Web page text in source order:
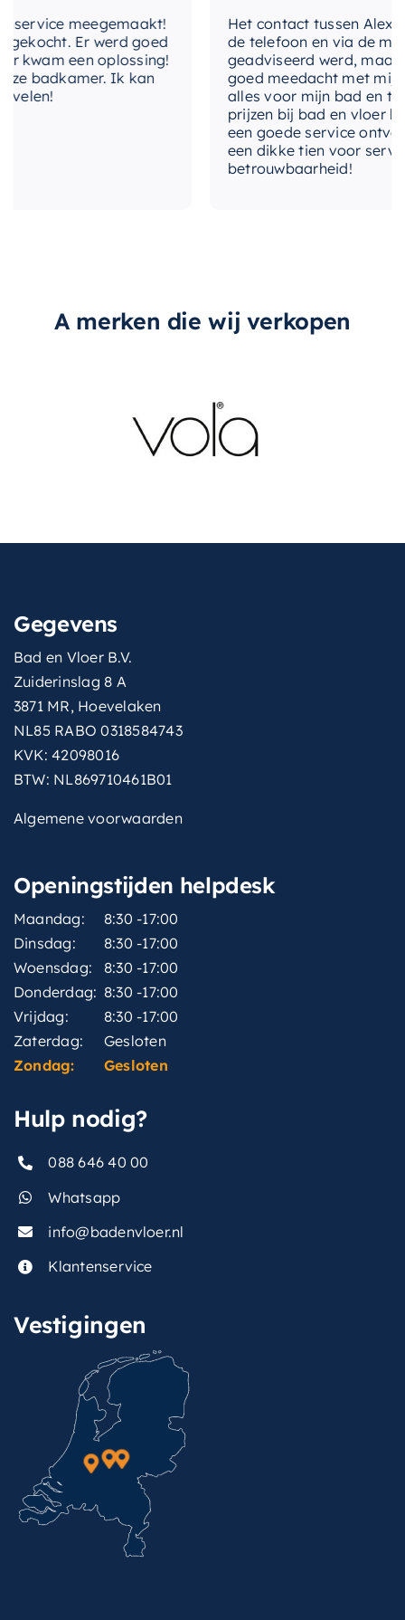
meegemaakt!
Er werd goed
een oplossing!
badkamer. Ik kan
Het contact tussen Alex en
de telefoon en via de mail,
geadviseerd werd, maar
goed meedacht met mij.
alles voor mijn bad en
prijzen bij bad en vloer
een goede service
een dikke tien voor service,
betrouwbaarheid!
A merken die wij verkopen
Gegevens
Bad en Vloer B.V.
Zuiderinslag 8 A
3871 MR, Hoevelaken
NL85 RABO 0318584743
KVK: 42098016
BTW: NL869710461B01
Algemene voorwaarden
Openingstijden helpdesk
Maandag:
8:30 -17:00
Dinsdag:
8:30 -17:00
Woensdag:
8:30 -17:00
Donderdag: 8:30 -17:00
Vrijdag:
8:30 -17:00
Zaterdag:
Gesloten
Zondag:
Gesloten
Hulp nodig?
088 646 40 00
Whatsapp
info@badenvloer.nl
Klantenservice
Vestigingen